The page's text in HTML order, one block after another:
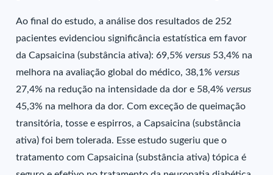
Ao final do estudo, a análise dos resultados de 252
pacientes evidenciou significância estatística em favor
da Capsaicina (substância ativa): 69,5%versus 53,4% na
melhora na avaliação global do médico, 38,1%versus
27,4% na redução na intensidade da dor e 58,4%versus
45,3% na melhora da dor. Com exceção de queimação
transitória, tosse e espirros, a Capsaicina (substância
ativa) foi bem tolerada. Esse estudo sugeriu que o
tratamento com Capsaicina (substância ativa) tópica é